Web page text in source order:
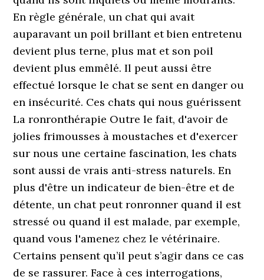
En règle générale, un chat qui avait
auparavant un poil brillant et bien entretenu
devient plus terne, plus mat et son poil
devient plus emmêlé. Il peut aussi être
effectué lorsque le chat se sent en danger ou
en insécurité. Ces chats qui nous guérissent
La ronronthérapie Outre le fait, d'avoir de
jolies frimousses à moustaches et d'exercer
sur nous une certaine fascination, les chats
sont aussi de vrais anti-stress naturels. En
plus d'être un indicateur de bien-être et de
détente, un chat peut ronronner quand il est
stressé ou quand il est malade, par exemple,
quand vous l'amenez chez le vétérinaire.
Certains pensent qu’il peut s’agir dans ce cas
de se rassurer. Face à ces interrogations,